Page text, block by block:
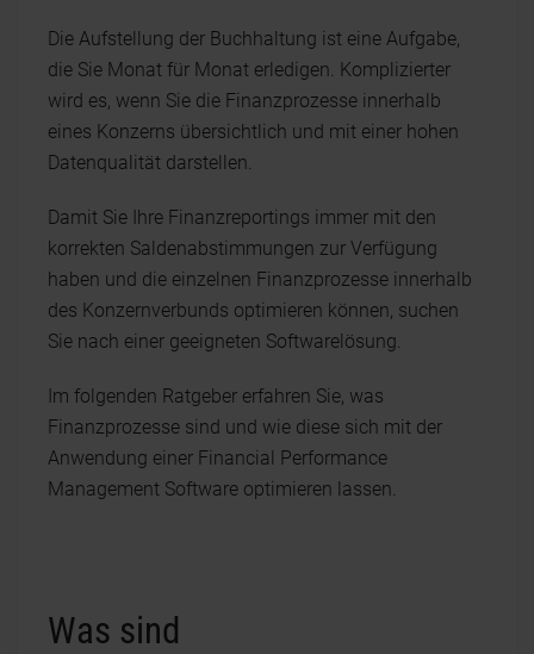
Die Aufstellung der Buchhaltung ist eine Aufgabe,
die Sie Monat für Monat erledigen. Komplizierter
wird es, wenn Sie die Finanzprozesse innerhalb
eines Konzerns übersichtlich und mit einer hohen
Datenqualität darstellen.
Damit Sie Ihre Finanzreportings immer mit den
korrekten Saldenabstimmungen zur Verfügung
haben und die einzelnen Finanzprozesse innerhalb
des Konzernverbunds optimieren können, suchen
Sie nach einer geeigneten Softwarelösung.
Im folgenden Ratgeber erfahren Sie, was
Finanzprozesse sind und wie diese sich mit der
Anwendung einer Financial Performance
Management Software optimieren lassen.
Was sind